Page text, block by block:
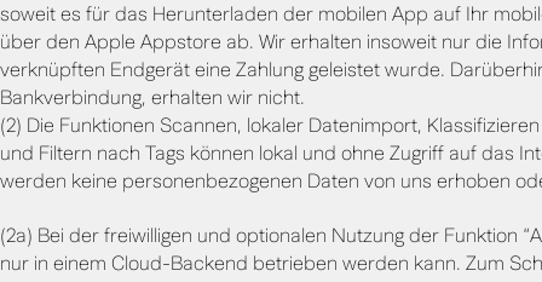
soweit es für das Herunterladen der mobilen App auf Ihr
über den Apple Appstore ab. Wir erhalten insoweit nur die
verknüpften Endgerät eine Zahlung geleistet wurde.
Bankverbindung, erhalten wir nicht.
(2) Die Funktionen Scannen, lokaler Datenimport,
und Filtern nach Tags können lokal und ohne Zugriff auf das
werden keine personenbezogenen Daten von uns erhoben
(2a) Bei der freiwilligen und optionalen Nutzung der Funktion
nur in einem Cloud-Backend betrieben werden kann. Zum